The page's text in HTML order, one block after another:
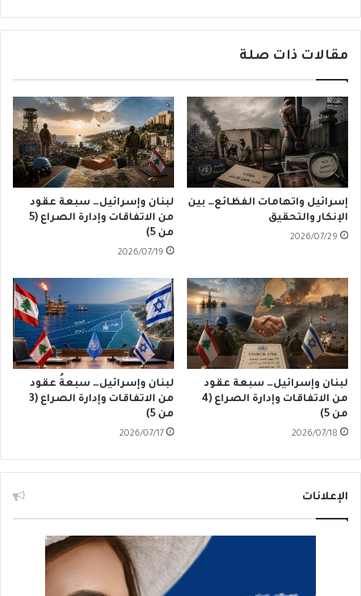
مقالات ذات صلة
إسرائيل واتهامات الفظائع… بين
الإنكار والتحقيق
2026/07/29
لبنان وإسرائيل… سبعة عقود
من الاتفاقات وإدارة الصراع (5
من 5)
2026/07/19
لبنان وإسرائيل… سبعة عقود
من الاتفاقات وإدارة الصراع (4
من 5)
2026/07/18
لبنان وإسرائيل… سبعةُ عقود
من الاتفاقات وإدارة الصراع (3
من 5)
2026/07/17
الإعلانات